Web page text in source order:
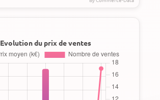
Evolution du prix de ventes